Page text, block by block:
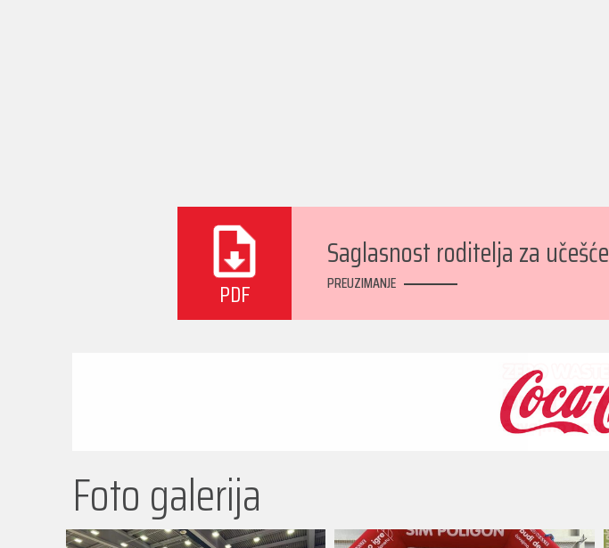
PDF
Saglasnost roditelja za učešće
PREUZIMANJE
Foto galerija